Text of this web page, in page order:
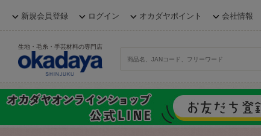
新規会員登録 ログイン オカダヤポイント 会社情報
生地・毛糸・手芸材料の専門店